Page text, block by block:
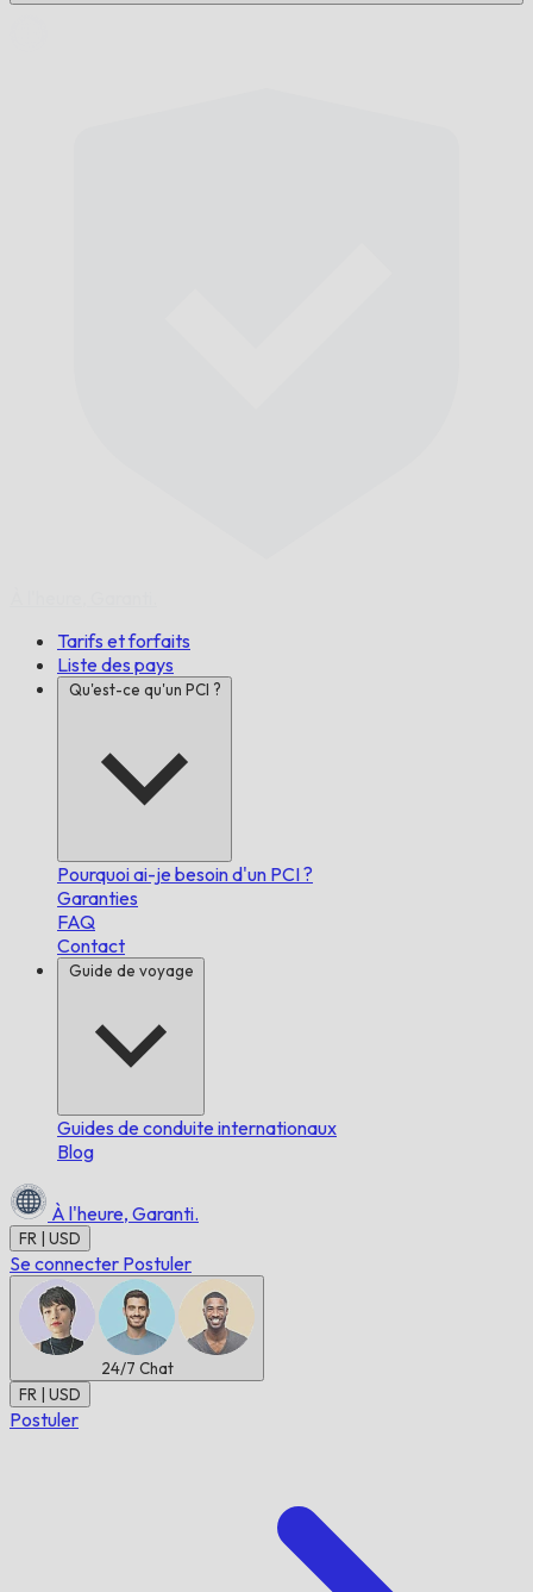
Tarifs et forfaits
Liste des pays
Qu'est-ce qu'un PCI ?
Pourquoi ai-je besoin d'un PCI ?
Garanties
FAQ
Contact
Guide de voyage
Guides de conduite internationaux
Blog
À l'heure, Garanti.
FR | USD
Se connecter Postuler
24/7 Chat
FR | USD
Postuler